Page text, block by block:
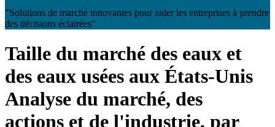
"Solutions de marché innovantes pour aider les entreprises à prendre
des décisions éclairées"
Taille du marché des eaux et
des eaux usées aux États-Unis
Analyse du marché, des
actions et de l'industrie, par